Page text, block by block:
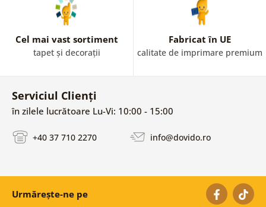
cu vremuri.
Cel mai vast sortiment
tapet și decorații
Fabricat în UE
calitate de imprimare premium
Serviciul Clienți
în zilele lucrătoare Lu-Vi: 10:00 - 15:00
+40 37 710 2270 info@dovido.ro
Urmărește-ne pe